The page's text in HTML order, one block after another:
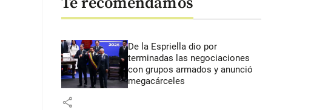
De la Espriella dio por
terminadas las negociaciones
con grupos armados y anunció
megacárceles
share